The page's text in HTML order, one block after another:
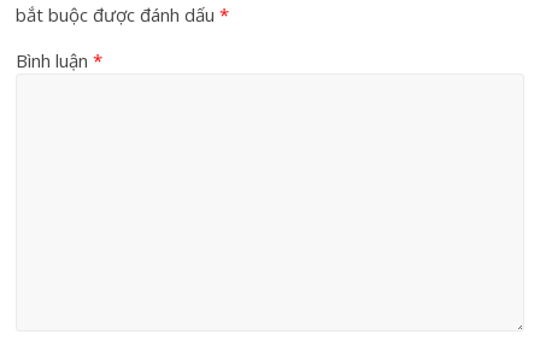
bắt buộc được đánh dấu*
Bình luận*